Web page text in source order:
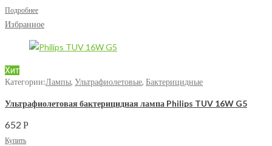
Подробнее
Избранное
Хит
Категории:Лампы, Ультрафиолетовые, Бактерицидные
Ультрафиолетовая бактерицидная лампа Philips TUV 16W G5
652 Р
Купить